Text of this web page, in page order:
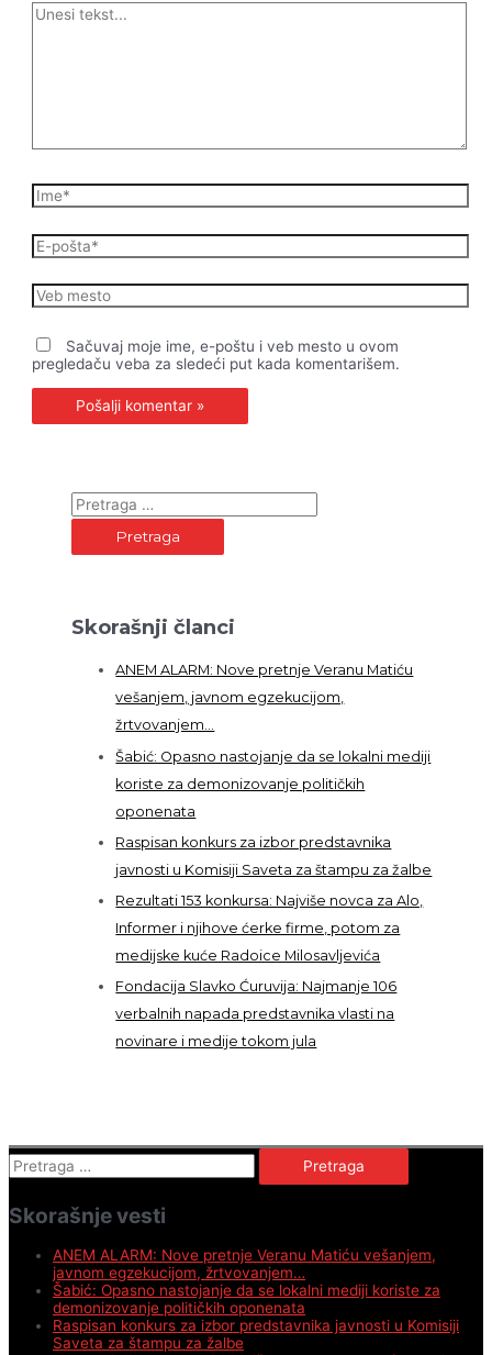
Unesi
Ime*
E-
pošta*
Veb
mesto
Sačuvaj moje ime, e-poštu i veb mesto u ovom
pregledaču veba za sledeći put kada komentarišem.
P
e
Skorašnji članci
ANEM ALARM: Nove pretnje Veranu Matiću
vešanjem, javnom egzekucijom,
žrtvovanjem…
Šabić: Opasno nastojanje da se lokalni mediji
koriste za demonizovanje političkih
oponenata
Raspisan konkurs za izbor predstavnika
javnosti u Komisiji Saveta za štampu za žalbe
Rezultati 153 konkursa: Najviše novca za Alo,
Informer i njihove ćerke firme, potom za
medijske kuće Radoice Milosavljevića
Fondacija Slavko Ćuruvija: Najmanje 106
verbalnih napada predstavnika vlasti na
novinare i medije tokom jula
Pretraga
za:
Skorašnje vesti
ANEM ALARM: Nove pretnje Veranu Matiću vešanjem,
javnom egzekucijom, žrtvovanjem…
Šabić: Opasno nastojanje da se lokalni mediji koriste za
demonizovanje političkih oponenata
Raspisan konkurs za izbor predstavnika javnosti u Komisiji
Saveta za štampu za žalbe